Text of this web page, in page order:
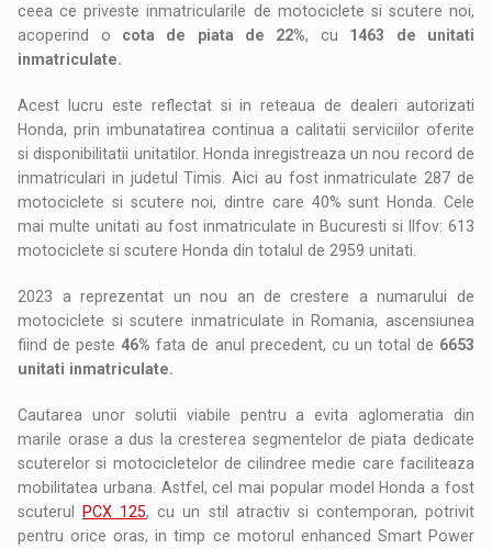
ceea ce priveste inmatricularile de motociclete si scutere noi,
acoperind o cota de piata de 22%, cu 1463 de unitati
inmatriculate.
Acest lucru este reflectat si in reteaua de dealeri autorizati
Honda, prin imbunatatirea continua a calitatii serviciilor oferite
si disponibilitatii unitatilor. Honda inregistreaza un nou record de
inmatriculari in judetul Timis. Aici au fost inmatriculate 287 de
motociclete si scutere noi, dintre care 40% sunt Honda. Cele
mai multe unitati au fost inmatriculate in Bucuresti si Ilfov: 613
motociclete si scutere Honda din totalul de 2959 unitati.
2023 a reprezentat un nou an de crestere a numarului de
motociclete si scutere inmatriculate in Romania, ascensiunea
fiind de peste46% fata de anul precedent, cu un total de 6653
unitati inmatriculate.
Cautarea unor solutii viabile pentru a evita aglomeratia din
marile orase a dus la cresterea segmentelor de piata dedicate
scuterelor si motocicletelor de cilindree medie care faciliteaza
mobilitatea urbana. Astfel, cel mai popular model Honda a fost
scuterul
PCX 125, cu un stil atractiv si contemporan, potrivit
pentru orice oras, in timp ce motorul enhanced Smart Power